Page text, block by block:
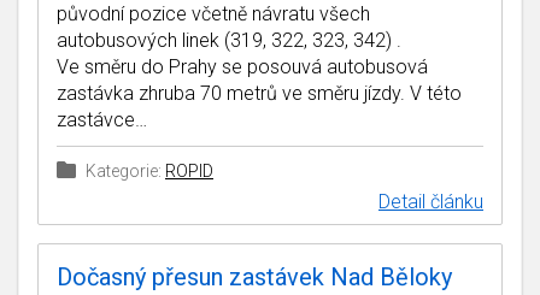
původní pozice včetně návratu všech
autobusových linek (319, 322, 323, 342) .
Ve směru do Prahy se posouvá autobusová
zastávka zhruba 70 metrů ve směru jízdy. V této
zastávce…
Kategorie: ROPID
Detail článku
Dočasný přesun zastávek Nad Běloky